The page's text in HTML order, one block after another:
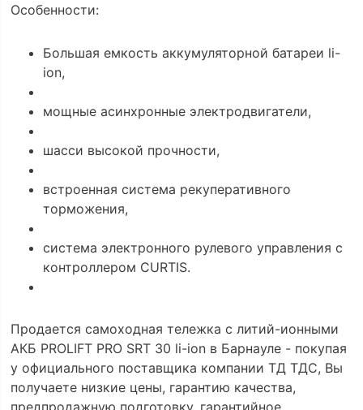
Особенности:
Большая емкость аккумуляторной батареи li-
ion,
мощные асинхронные электродвигатели,
шасси высокой прочности,
встроенная система рекуперативного
торможения,
система электронного рулевого управления с
контроллером CURTIS.
Продается самоходная тележка с литий-ионными
АКБ PROLIFT PRO SRT 30 li-ion в Барнауле - покупая
у официального поставщика компании ТД ТДС, Вы
получаете низкие цены, гарантию качества,